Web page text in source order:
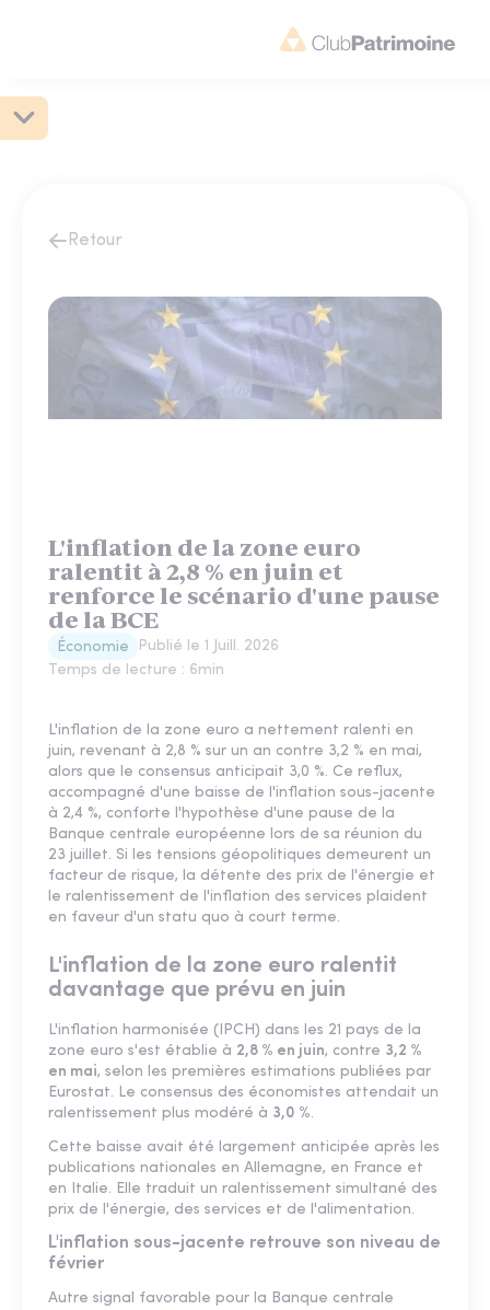
Retour
L'inflation de la zone euro
ralentit à 2,8 % en juin et
renforce le scénario d'une pause
de la BCE
Économie Publié le 1 Juill. 2026
Temps de lecture : 6min
L'inflation de la zone euro a nettement ralenti en
juin, revenant à 2,8 % sur un an contre 3,2 % en mai,
alors que le consensus anticipait 3,0 %. Ce reflux,
accompagné d'une baisse de l'inflation sous-jacente
à 2,4 %, conforte l'hypothèse d'une pause de la
Banque centrale européenne lors de sa réunion du
23 juillet. Si les tensions géopolitiques demeurent un
facteur de risque, la détente des prix de l'énergie et
le ralentissement de l'inflation des services plaident
en faveur d'un statu quo à court terme.
L'inflation de la zone euro ralentit
davantage que prévu en juin
L'inflation harmonisée (IPCH) dans les 21 pays de la
zone euro s'est établie à 2,8 % en juin, contre 3,2 %
en mai, selon les premières estimations publiées par
Eurostat. Le consensus des économistes attendait un
ralentissement plus modéré à 3,0 %.
Cette baisse avait été largement anticipée après les
publications nationales en Allemagne, en France et
en Italie. Elle traduit un ralentissement simultané des
prix de l'énergie, des services et de l'alimentation.
L'inflation sous-jacente retrouve son niveau de
février
Autre signal favorable pour la Banque centrale